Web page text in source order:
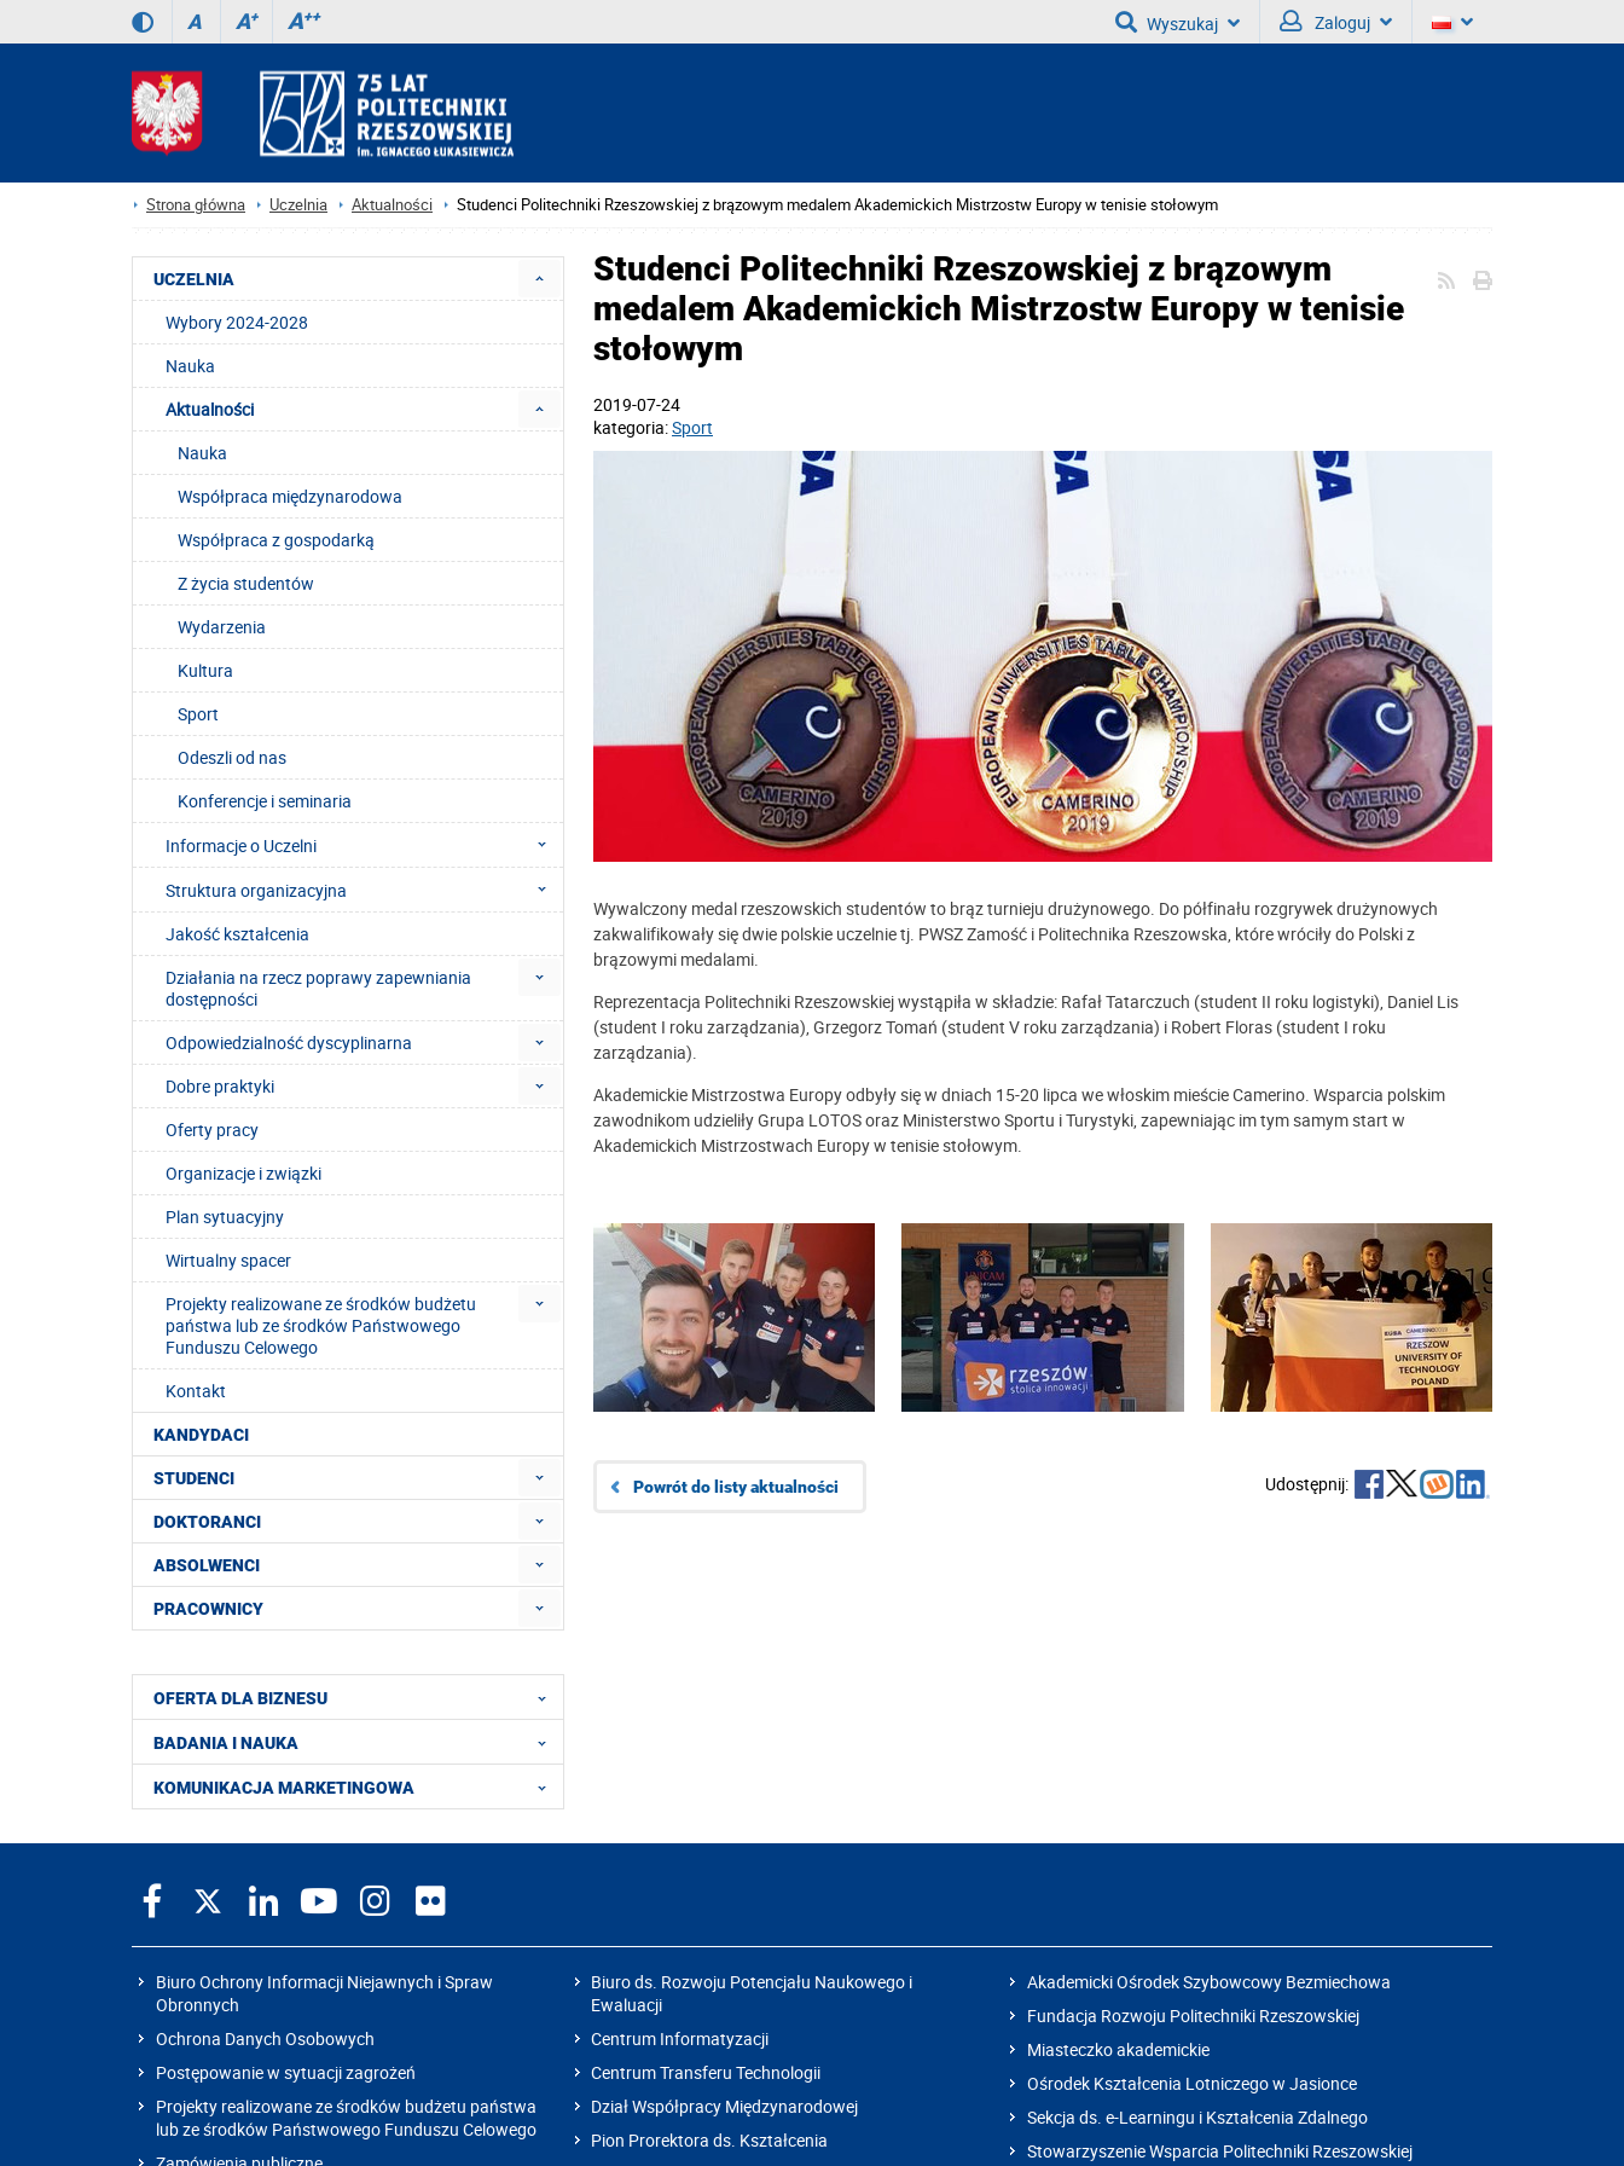
A A+ A++ Wyszukaj Zaloguj
Strona główna Uczelnia Aktualności Studenci Politechniki Rzeszowskiej z brązowym medalem Akademickich Mistrzostw Europy w tenisie stołowym
Studenci Politechniki Rzeszowskiej z brązowym
medalem Akademickich Mistrzostw Europy w tenisie
stołowym
2019-07-24
kategoria:Sport
Wywalczony medal rzeszowskich studentów to brąz turnieju drużynowego. Do półfinału rozgrywek drużynowych
zakwalifikowały się dwie polskie uczelnie tj. PWSZ Zamość i Politechnika Rzeszowska, które wróciły do Polski z
brązowymi medalami.
Reprezentacja Politechniki Rzeszowskiej wystąpiła w składzie: Rafał Tatarczuch (student II roku logistyki), Daniel Lis
(student I roku zarządzania), Grzegorz Tomań (student V roku zarządzania) i Robert Floras (student I roku
zarządzania).
Akademickie Mistrzostwa Europy odbyły się w dniach 15-20 lipca we włoskim mieście Camerino. Wsparcia polskim
zawodnikom udzieliły Grupa LOTOS oraz Ministerstwo Sportu i Turystyki, zapewniając im tym samym start w
Akademickich Mistrzostwach Europy w tenisie stołowym.
Udostępnij:
Powrót do listy aktualności
UCZELNIA
Wybory 2024-2028
Nauka
Aktualności
Nauka
Współpraca międzynarodowa
Współpraca z gospodarką
Z życia studentów
Wydarzenia
Kultura
Sport
Odeszli od nas
Konferencje i seminaria
Informacje o Uczelni
Struktura organizacyjna
Jakość kształcenia
Działania na rzecz poprawy zapewniania
dostępności
Odpowiedzialność dyscyplinarna
Dobre praktyki
Oferty pracy
Organizacje i związki
Plan sytuacyjny
Wirtualny spacer
Projekty realizowane ze środków budżetu
państwa lub ze środków Państwowego
Funduszu Celowego
Kontakt
KANDYDACI
STUDENCI
DOKTORANCI
ABSOLWENCI
PRACOWNICY
OFERTA DLA BIZNESU
BADANIA I NAUKA
KOMUNIKACJA MARKETINGOWA
Biuro Ochrony Informacji Niejawnych i Spraw
Obronnych
Ochrona Danych Osobowych
Postępowanie w sytuacji zagrożeń
Projekty realizowane ze środków budżetu państwa
lub ze środków Państwowego Funduszu Celowego
Biuro ds. Rozwoju Potencjału Naukowego i
Ewaluacji
Centrum Informatyzacji
Centrum Transferu Technologii
Dział Współpracy Międzynarodowej
Pion Prorektora ds. Kształcenia
Akademicki Ośrodek Szybowcowy Bezmiechowa
Fundacja Rozwoju Politechniki Rzeszowskiej
Miasteczko akademickie
Ośrodek Kształcenia Lotniczego w Jasionce
Sekcja ds. e-Learningu i Kształcenia Zdalnego
Stowarzyszenie Wsparcia Politechniki Rzeszowskiej